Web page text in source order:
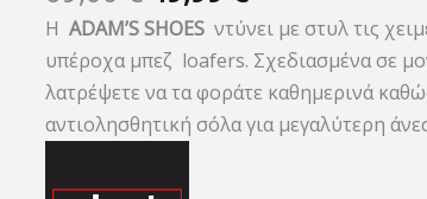
H ADAM’S SHOES ντύνει με στυλ τις
υπέροχα μπεζ loafers. Σχεδιασμένα σε
λατρέψετε να τα φοράτε καθημερινά
αντιολησθητική σόλα για μεγαλύτερη